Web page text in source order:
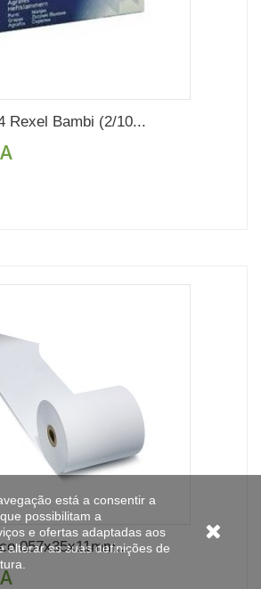
Rexel Bambi (2/10...
057x35x11mm...
está a consentir a
possibilitam a
e ofertas adaptadas aos
alterar as suas definições de